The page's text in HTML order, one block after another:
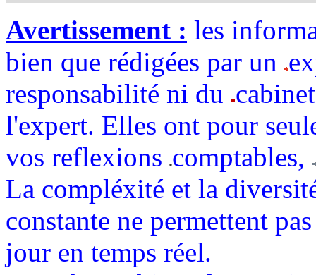
Avertissement : les
bien que rédigées par un
responsabilité ni du
l'expert. Elles ont pour
vos reflexions comptables,
La compléxité et la
constante ne permettent
jour en temps réel.